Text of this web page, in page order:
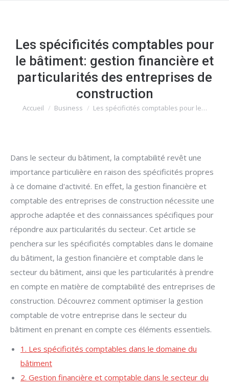
Les spécificités comptables pour
le bâtiment: gestion financière et
particularités des entreprises de
construction
Vous êtes ici :
Accueil Business Les spécificités comptables pour le…
Dans le secteur du bâtiment, la comptabilité revêt une
importance particulière en raison des spécificités propres
à ce domaine d'activité. En effet, la gestion financière et
comptable des entreprises de construction nécessite une
approche adaptée et des connaissances spécifiques pour
répondre aux particularités du secteur. Cet article se
penchera sur les spécificités comptables dans le domaine
du bâtiment, la gestion financière et comptable dans le
secteur du bâtiment, ainsi que les particularités à prendre
en compte en matière de comptabilité des entreprises de
construction. Découvrez comment optimiser la gestion
comptable de votre entreprise dans le secteur du
bâtiment en prenant en compte ces éléments essentiels.
1. Les spécificités comptables dans le domaine du
bâtiment
2. Gestion financière et comptable dans le secteur du